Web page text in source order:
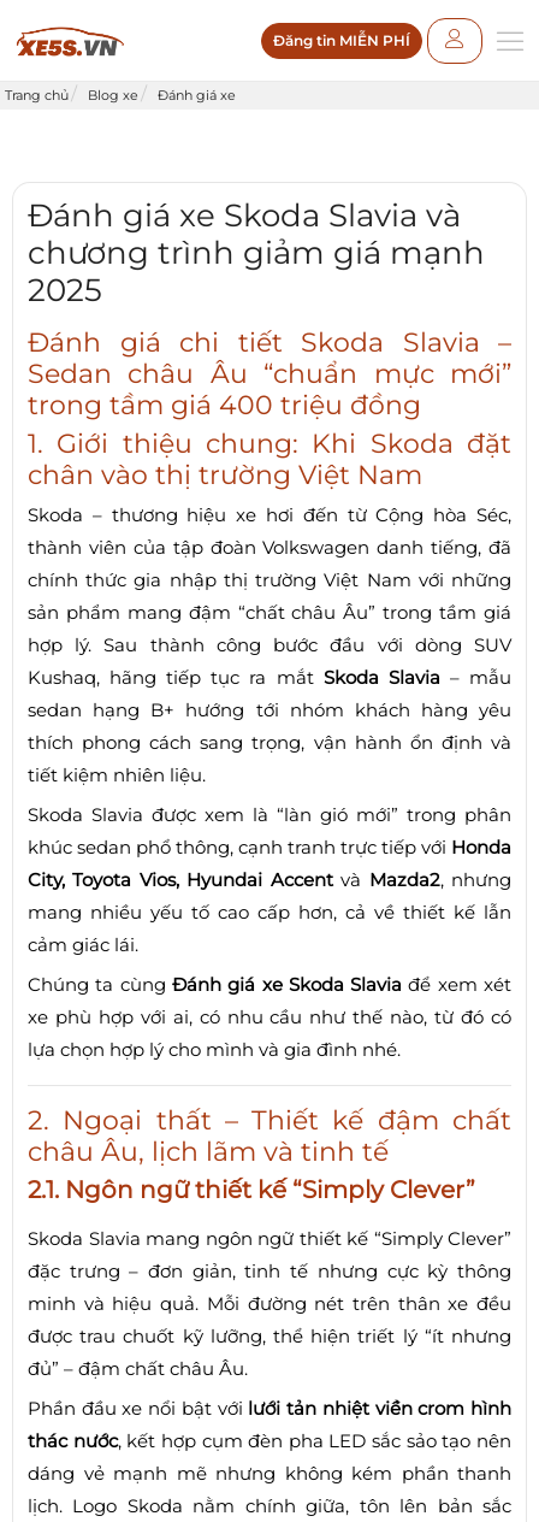
Đăng tin MIỄN PHÍ
Trang chủ Blog xe Đánh giá xe
Đánh giá xe Skoda Slavia và
chương trình giảm giá mạnh
2025
Đánh giá chi tiết Skoda Slavia –
Sedan châu Âu “chuẩn mực mới”
trong tầm giá 400 triệu đồng
1. Giới thiệu chung: Khi Skoda đặt
chân vào thị trường Việt Nam
Skoda – thương hiệu xe hơi đến từ Cộng hòa Séc,
thành viên của tập đoàn Volkswagen danh tiếng, đã
chính thức gia nhập thị trường Việt Nam với những
sản phẩm mang đậm “chất châu Âu” trong tầm giá
hợp lý. Sau thành công bước đầu với dòng SUV
Kushaq, hãng tiếp tục ra mắt Skoda Slavia – mẫu
sedan hạng B+ hướng tới nhóm khách hàng yêu
thích phong cách sang trọng, vận hành ổn định và
tiết kiệm nhiên liệu.
Skoda Slavia được xem là “làn gió mới” trong phân
khúc sedan phổ thông, cạnh tranh trực tiếp với Honda
City, Toyota Vios, Hyundai Accentvà Mazda2, nhưng
mang nhiều yếu tố cao cấp hơn, cả về thiết kế lẫn
cảm giác lái.
Chúng ta cùng Đánh giá xe Skoda Slavia để xem xét
xe phù hợp với ai, có nhu cầu như thế nào, từ đó có
lựa chọn hợp lý cho mình và gia đình nhé.
2. Ngoại thất – Thiết kế đậm chất
châu Âu, lịch lãm và tinh tế
2.1. Ngôn ngữ thiết kế “Simply Clever”
Skoda Slavia mang ngôn ngữ thiết kế “Simply Clever”
đặc trưng – đơn giản, tinh tế nhưng cực kỳ thông
minh và hiệu quả. Mỗi đường nét trên thân xe đều
được trau chuốt kỹ lưỡng, thể hiện triết lý “ít nhưng
đủ” – đậm chất châu Âu.
Phần đầu xe nổi bật với lưới tản nhiệt viền crom hình
thác nước, kết hợp cụm đèn pha LED sắc sảo tạo nên
dáng vẻ mạnh mẽ nhưng không kém phần thanh
lịch. Logo Skoda nằm chính giữa, tôn lên bản sắc